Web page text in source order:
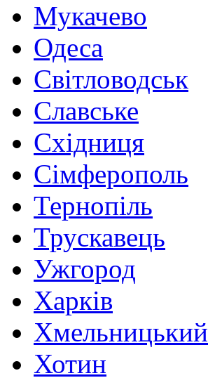
Мукачево
Одеса
Світловодськ
Славське
Східниця
Сімферополь
Тернопіль
Трускавець
Ужгород
Харків
Хмельницький
Хотин